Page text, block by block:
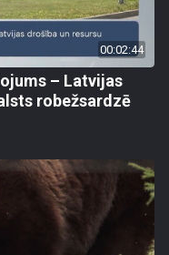
00:02:44
– Latvijas
robežsardzē